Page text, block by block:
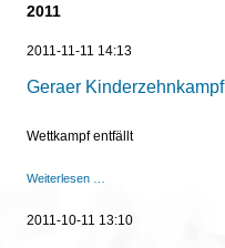
2011
2011-11-11 14:13
Geraer Kinderzehnkampf
Wettkampf entfällt
Weiterlesen …
2011-10-11 13:10